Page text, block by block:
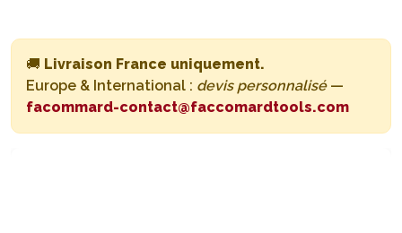
🚚 Livraison France uniquement.
Europe & International : devis personnalisé—
facommard-contact@faccomardtools.com